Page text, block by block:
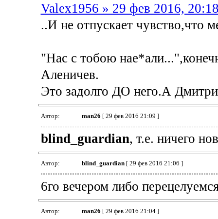
Valex1956 » 29 фев 2016,
..И не отпускает чувство,что
"Нас с тобою
Аленичев.
Это задолго ДО него.А
Автор: man26 [ 29 фев 2016 21:09 ]
blind_guardian, т.е. ничего
Автор: blind_guardian[ 29 фев 2016 21:06 ]
6го вечером либо
Автор: man26 [ 29 фев 2016 21:04 ]